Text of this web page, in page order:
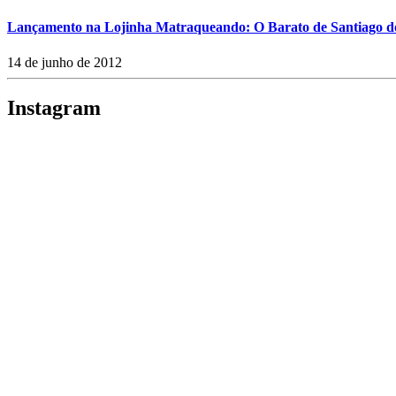
Lançamento na Lojinha Matraqueando: O Barato de Santiago
14 de junho de 2012
Instagram